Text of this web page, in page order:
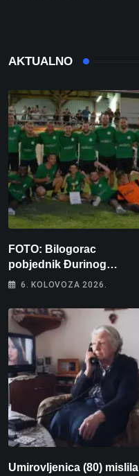
AKTUALNO
FOTO: Bilogorac
pobjednik Đurinog
memorijala
6. KOLOVOZA 2026.
Umirovljenica (80) mislila